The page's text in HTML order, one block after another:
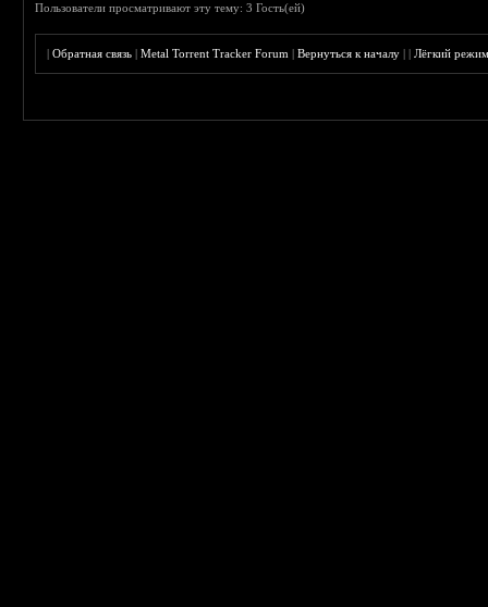
Пользователи просматривают эту тему: 3 Гость(ей)
|Обратная связь |Metal Torrent Tracker Forum |Вернуться к началу ||Лёгкий